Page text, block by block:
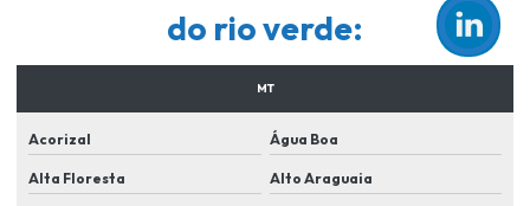
Empresa de segurança para condominios
Empresa de sistema de segurança eletronica
Empresas de instalação de sistema de segurança
Empresas de manutenção de cameras de segurança
do rio verde:
MT
Acorizal Água Boa
Alta Floresta Alto Araguaia